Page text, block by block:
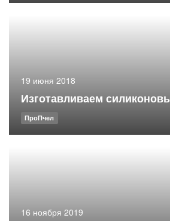
19 июня 2018
Изготавливаем
ПроПчел
16 ноября 2019